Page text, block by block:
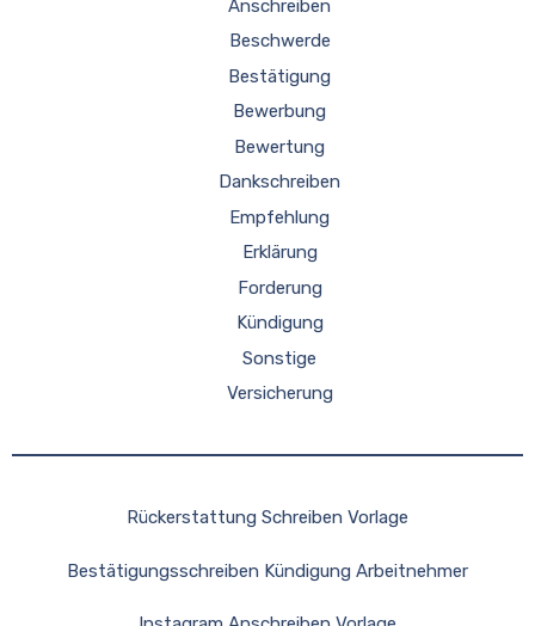
Anschreiben
Beschwerde
Bestätigung
Bewerbung
Bewertung
Dankschreiben
Empfehlung
Erklärung
Forderung
Kündigung
Sonstige
Versicherung
Rückerstattung Schreiben Vorlage
Bestätigungsschreiben Kündigung Arbeitnehmer